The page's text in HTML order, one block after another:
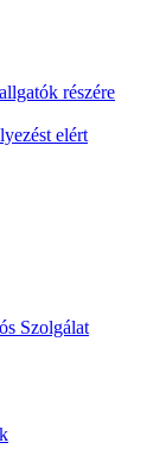
részére
elért
Szolgálat